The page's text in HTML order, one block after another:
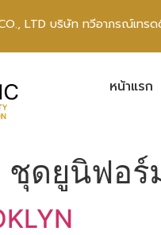
CO., LTD บริษัท ทวีอาภรณ์เทร
หน้าแรก
ชุดยูนิฟอร์